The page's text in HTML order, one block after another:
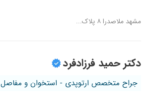
مشهد ملاصدرا ۸ پلاک...
دکتر حمید فرزادفرد
جراح متخصص ارتوپدی - استخوان و مفاصل